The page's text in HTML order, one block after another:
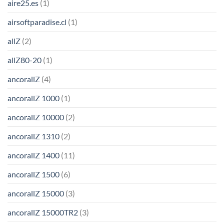
aire25.es (1)
airsoftparadise.cl (1)
allZ (2)
allZ80-20 (1)
ancorallZ (4)
ancorallZ 1000 (1)
ancorallZ 10000 (2)
ancorallZ 1310 (2)
ancorallZ 1400 (11)
ancorallZ 1500 (6)
ancorallZ 15000 (3)
ancorallZ 15000TR2 (3)